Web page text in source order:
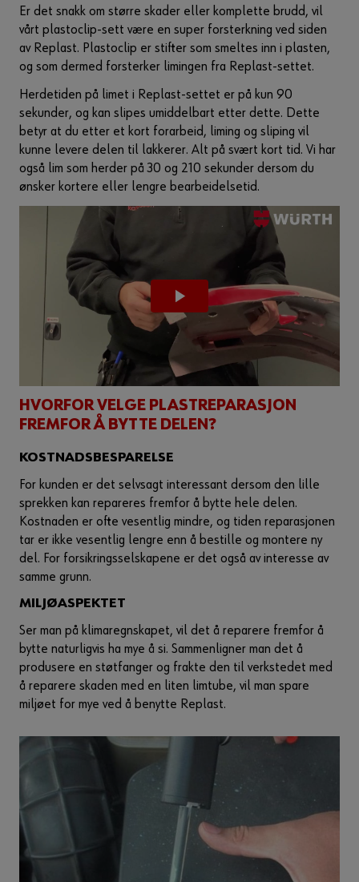
Er det snakk om større skader eller komplette brudd, vil
vårt plastoclip-sett være en super forsterkning ved siden
av Replast. Plastoclip er stifter som smeltes inn i plasten,
og som dermed forsterker limingen fra Replast-settet.
Herdetiden på limet i Replast-settet er på kun 90
sekunder, og kan slipes umiddelbart etter dette. Dette
betyr at du etter et kort forarbeid, liming og sliping vil
kunne levere delen til lakkerer. Alt på svært kort tid. Vi har
også lim som herder på 30 og 210 sekunder dersom du
ønsker kortere eller lengre bearbeidelsetid.
HVORFOR VELGE PLASTREPARASJON
FREMFOR Å BYTTE DELEN?
KOSTNADSBESPARELSE
For kunden er det selvsagt interessant dersom den lille
sprekken kan repareres fremfor å bytte hele delen.
Kostnaden er ofte vesentlig mindre, og tiden reparasjonen
tar er ikke vesentlig lengre enn å bestille og montere ny
del. For forsikringsselskapene er det også av interesse av
samme grunn.
MILJØASPEKTET
Ser man på klimaregnskapet, vil det å reparere fremfor å
bytte naturligvis ha mye å si. Sammenligner man det å
produsere en støtfanger og frakte den til verkstedet med
å reparere skaden med en liten limtube, vil man spare
miljøet for mye ved å benytte Replast.